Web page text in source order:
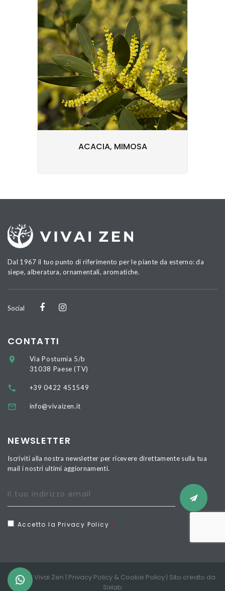
ACACIA, MIMOSA
Dal 1967 il tuo punto di riferimento per le piante da esterno: da
siepe, alberatura, ornamentali, aromatiche.
Social
CONTATTI
Via Postumia 5/b
31038 Paese (TV)
+39 0422 451549
info@vivaizen.it
NEWSLETTER
Iscriviti alla nostra newsletter per ricevere direttamente sulla tua
mail i nostri ultimi aggiornamenti.
Accetto la Privacy Policy
© 2026 Vivai Zen | Privacy Policy & Cookie Policy | Sito creato da
Sixlab